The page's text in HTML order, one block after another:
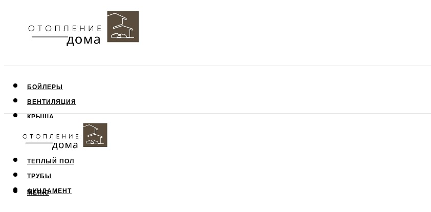
БОЙЛЕРЫ
ВЕНТИЛЯЦИЯ
КРЫША
СТЕНЫ
ТЕПЛЫЙ ПОЛ
ТРУБЫ
ФУНДАМЕНТ
МЕНЮ